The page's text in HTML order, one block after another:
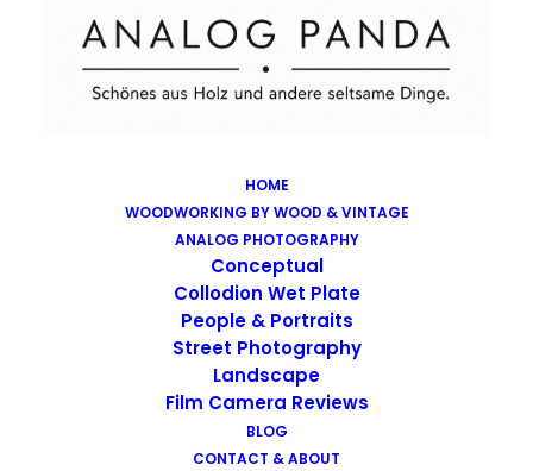
HOME
WOODWORKING BY WOOD & VINTAGE
ANALOG PHOTOGRAPHY
Conceptual
Collodion Wet Plate
People & Portraits
Street Photography
Landscape
Film Camera Reviews
BLOG
CONTACT & ABOUT
Images tagged "whisky"
Images tagged "whisky"